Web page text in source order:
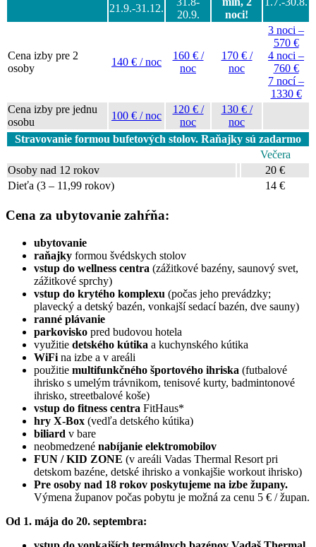
21.9.-31.12.
20.9.
noci!
Cena izby pre 2
osoby
140 € / noc
160 € /
noc
170 € /
noc
3 noci –
570 €
4 noci –
760 €
7 nocí –
1330 €
Cena izby pre jednu
osobu
100 € / noc
120 € /
noc
130 € /
noc
Stravovanie formou bufetových stolov. Raňajky sú zadarmo
Večera
Osoby nad 12 rokov
20 €
Dieťa (3 – 11,99 rokov)
14 €
Cena za ubytovanie zahŕňa:
ubytovanie
raňajky formou švédskych stolov
vstup do wellness centra (zážitkové bazény, saunový svet,
zážitkové sprchy)
vstup do krytého komplexu (počas jeho prevádzky;
plavecký a detský bazén, vonkajší sedací bazén, dve sauny)
ranné plávanie
parkovisko pred budovou hotela
využitie detského kútika a kuchynského kútika
WiFi na izbe a v areáli
použitie multifunkčného športového ihriska (futbalové
ihrisko s umelým trávnikom, tenisové kurty, badmintonové
ihrisko, streetbalové koše)
vstup do fitness centra FitHaus*
hry X-Box (vedľa detského kútika)
biliard v bare
neobmedzené nabíjanie elektromobilov
FUN / KID ZONE (v areáli Vadas Thermal Resort pri
detskom bazéne, detské ihrisko a vonkajšie workout ihrisko)
Pre osoby nad 18 rokov poskytujeme na izbe župany.
Výmena županov počas pobytu je možná za cenu 5 € / župan.
Od 1. mája do 20. septembra: